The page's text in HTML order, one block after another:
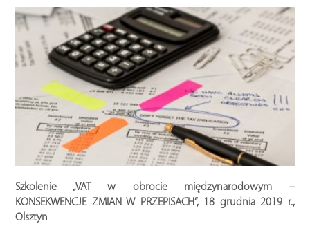
Szkolenie „VAT w obrocie międzynarodowym –
KONSEKWENCJE ZMIAN W PRZEPISACH”, 18 grudnia 2019 r.,
Olsztyn